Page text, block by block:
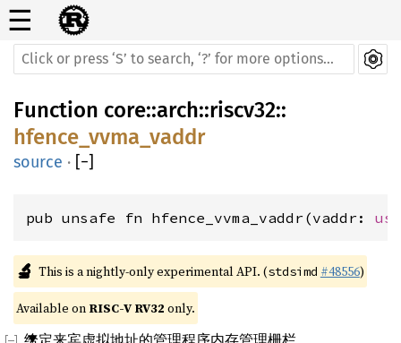
☰
Function core::arch::riscv32::
hfence_vvma_vaddr
source · [−]
pub unsafe fn hfence_vvma_vaddr(vaddr:
🔬 This is a nightly-only experimental API. (stdsimd #48556)
Available on RISC-V RV32 only.